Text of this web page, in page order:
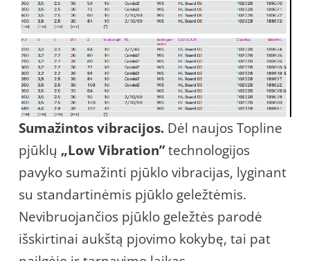
Sumažintos vibracijos. Dėl naujos Topline
pjūklų „Low Vibration”technologijos
pavyko sumažinti pjūklo vibracijas, lyginant
su standartinėmis pjūklo geležtėmis.
Nevibruojančios pjūklo geležtės parodė
išskirtinai aukštą pjovimo kokybę, tai pat